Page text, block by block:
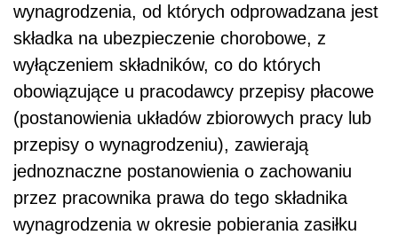
wynagrodzenia, od których odprowadzana jest
składka na ubezpieczenie chorobowe, z
wyłączeniem składników, co do których
obowiązujące u pracodawcy przepisy płacowe
(postanowienia układów zbiorowych pracy lub
przepisy o wynagrodzeniu), zawierają
jednoznaczne postanowienia o zachowaniu
przez pracownika prawa do tego składnika
wynagrodzenia w okresie pobierania zasiłku